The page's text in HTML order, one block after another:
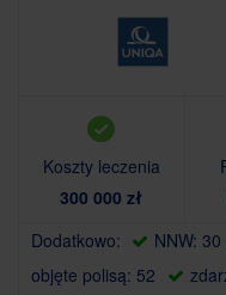
Koszty leczenia
300 000 zł
Dodatkowo:
NNW: 30
objęte polisą: 52